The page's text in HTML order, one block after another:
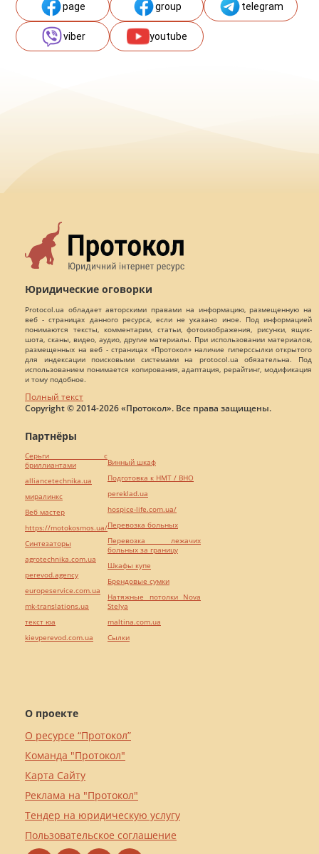
page group telegram
viber youtube
Юридические оговорки
Protocol.ua обладает авторскими правами на информацию, размещенную на
веб - страницах данного ресурса, если не указано иное. Под информацией
понимаются тексты, комментарии, статьи, фотоизображения, рисунки, ящик-
шота, сканы, видео, аудио, другие материалы. При использовании материалов,
размещенных на веб - страницах «Протокол» наличие гиперссылки открытого
для индексации поисковыми системами на protocol.ua обязательна. Под
использованием понимается копирования, адаптация, рерайтинг, модификация
и тому подобное.
Полный текст
Copyright © 2014-2026 «Протокол». Все права защищены.
О проекте
О ресурсе “Протокол”
Команда "Протокол"
Карта Сайту
Реклама на "Протокол"
Тендер на юридическую услугу
Пользовательское соглашение
Партнёры
Серьги с
бриллиантами
alliancetechnika.ua
миралинкс
Веб мастер
https://motokosmos.ua/
Синтезаторы
agrotechnika.com.ua
perevod.agency
europeservice.com.ua
mk-translations.ua
текст юа
kievperevod.com.ua
Винный шкаф
Подготовка к НМТ / ВНО
pereklad.ua
hospice-life.com.ua/
Перевозка больных
Перевозка лежачих
больных за границу
Шкафы купе
Брендовые сумки
Натяжные потолки Nova
Stelya
maltina.com.ua
Cылки